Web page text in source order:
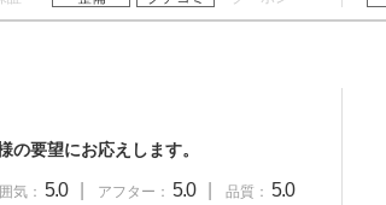
要望にお応えします。
気： 5.0 アフター： 5.0 品質： 5.0